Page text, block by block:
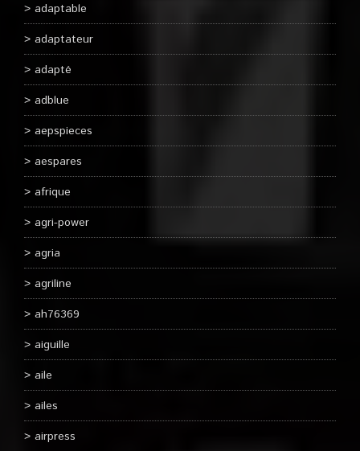
adaptable
adaptateur
adapté
adblue
aepspieces
aespares
afrique
agri-power
agria
agriline
ah76369
aiguille
aile
ailes
airpress